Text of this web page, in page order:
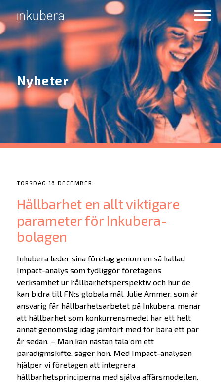
Nyheter
TORSDAG 16 DECEMBER
Hållbarhet en allt viktigare
parameter för Inkubera-
bolagen
Inkubera leder sina företag genom en så kallad
Impact-analys som tydliggör företagens
verksamhet ur hållbarhetsperspektiv och hur de
kan bidra till FN:s globala mål. Julie Ammer, som är
ansvarig får hållbarhetsarbetet på Inkubera, menar
att hållbarhet som konkurrensmedel har ett helt
annat genomslag idag jämfört med för bara ett par
år sedan. – Man kan nästan tala om ett
paradigmskifte, säger hon. Med Impact-analysen
hjälper vi företagen att integrera
hållbarhetsprinciperna med själva affärsmodellen.